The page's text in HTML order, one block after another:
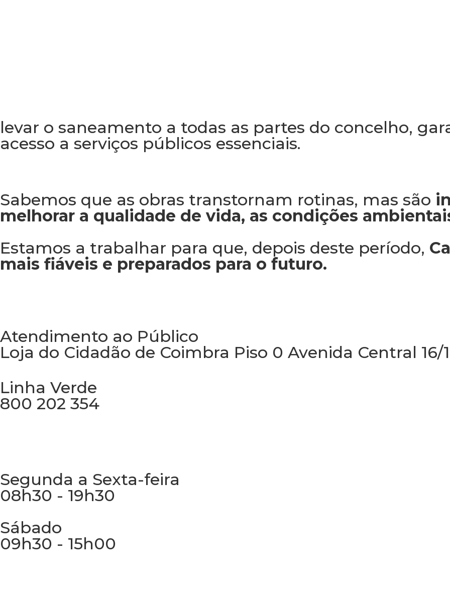
levar o saneamento a todas as partes do concelho,
acesso a serviços públicos essenciais.
Sabemos que as obras transtornam rotinas, mas são
melhorar a qualidade de vida, as condições
Estamos a trabalhar para que, depois deste período,
mais fiáveis e preparados para o futuro.
Atendimento ao Público
Loja do Cidadão de Coimbra Piso 0 Avenida Central
Linha Verde
800 202 354
Segunda a Sexta-feira
08h30 - 19h30
Sábado
09h30 - 15h00